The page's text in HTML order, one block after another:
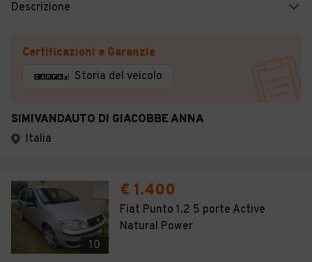
Descrizione
Certificazioni e Garanzie
Storia del veicolo
SIMIVANDAUTO DI GIACOBBE ANNA
Italia
10
€ 1.400
Fiat Punto 1.2 5 porte Active
Natural Power